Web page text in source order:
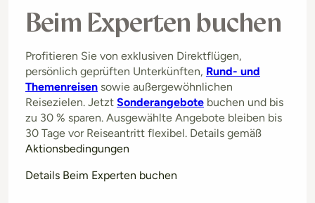
Beim Experten buchen
Profitieren Sie von exklusiven Direktflügen,
persönlich geprüften Unterkünften, Rund- und
Themenreisen sowie außergewöhnlichen
Reisezielen. Jetzt Sonderangebote buchen und bis
zu 30 % sparen. Ausgewählte Angebote bleiben bis
30 Tage vor Reiseantritt flexibel. Details gemäß
Aktionsbedingungen
Details Beim Experten buchen